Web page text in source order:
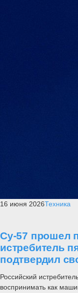
16 июня 2026Техника
Су-57 прошел
истребитель
подтвердил
Российский
воспринимать как